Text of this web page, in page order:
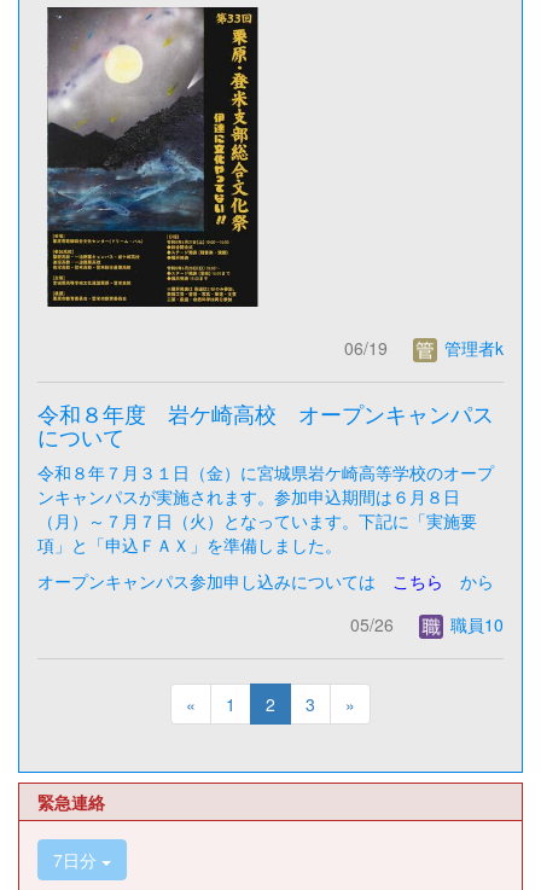
06/19 管理者k
令和８年度 岩ケ崎高校 オープンキャンパス
について
令和８年７月３１日（金）に宮城県岩ケ崎高等学校のオープ
ンキャンパスが実施されます。参加申込期間は６月８日
（月）～７月７日（火）となっています。下記に「実施要
項」と「申込ＦＡＸ」を準備しました。
オープンキャンパス参加申し込みについては こちら から
05/26
職員10
« 1 2 3 »
緊急連絡
7日分